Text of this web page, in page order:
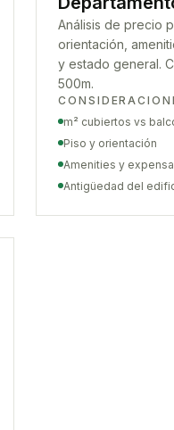
Análisis de precio
orientación,
y estado general.
500m.
m² cubiertos vs
Piso y orientación
Amenities y
Antigüedad del